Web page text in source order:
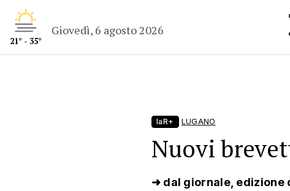
21° - 35°
Giovedì, 6 agosto 2026
laR+ LUGANO
Nuovi
➜ dal giornale, edizione